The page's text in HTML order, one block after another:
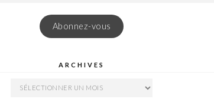
Abonnez-vous
ARCHIVES
ARCHIVES